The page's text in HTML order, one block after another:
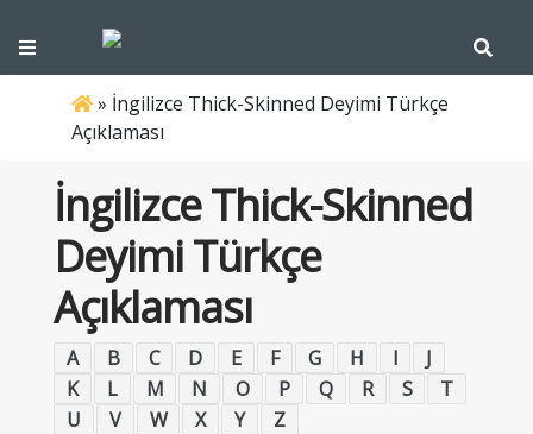
» İngilizce Thick-Skinned Deyimi Türkçe
Açıklaması
İngilizce Thick-Skinned
Deyimi Türkçe
Açıklaması
A B C D E F G H I
J
K
L M N O P Q R S
T
U
V W X Y
Z